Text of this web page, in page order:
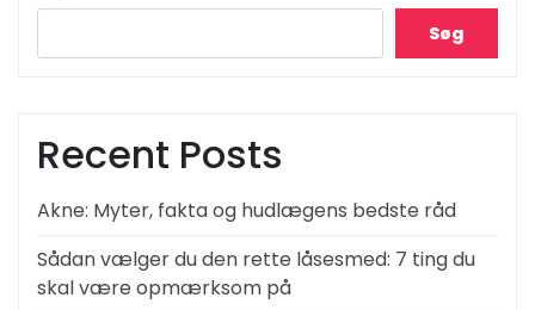
Søg
Recent Posts
Akne: Myter, fakta og hudlægens bedste råd
Sådan vælger du den rette låsesmed: 7 ting du
skal være opmærksom på